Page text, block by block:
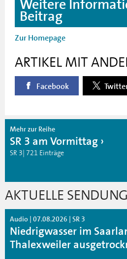
Weitere
Beitrag
Zur Homepage
ARTIKEL MIT
Facebook
Mehr zur Reihe
SR 3 am Vormittag
SR 3| 721 Einträge
AKTUELLE
Audio | 07.08.2026 | SR 3
Niedrigwasser im
Thalexweiler